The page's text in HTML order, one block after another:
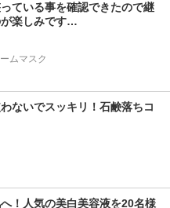
ている事を確認できたので継
楽しみです…
ムマスク
ないでスッキリ！石鹸落ちコ
！人気の美白美容液を20名様